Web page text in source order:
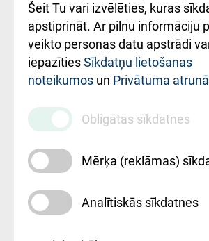
Rekvizīti un
ārstniecības
iestādes kods
010000234
Maksas
pakalpojumu
cenrādis
Šeit Tu vari izvēlēties, kuras
apstiprināt. Ar pilnu informāciju
veikto personas datu apstrādi
iepazītiesSīkdatņu lietošanas
noteikumos un Privātuma atrunā
Obligātās sīkdatnes
Mērķa (reklāmas)
Analītiskās sīkdatnes